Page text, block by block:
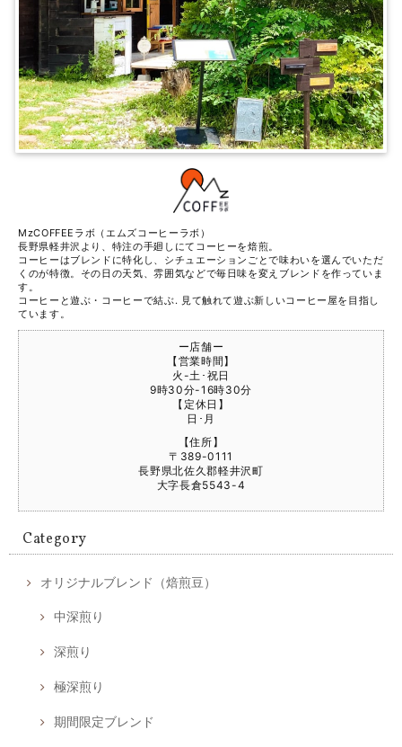
MzCOFFEEラボ（エムズコーヒーラボ）
長野県軽井沢より、特注の手廻しにてコーヒーを焙煎。
コーヒーはブレンドに特化し、シチュエーションごとで味わいを選んでいただ
くのが特徴。その日の天気、雰囲気などで毎日味を変えブレンドを作っていま
す。
コーヒーと遊ぶ・コーヒーで結ぶ. 見て触れて遊ぶ新しいコーヒー屋を目指し
ています。
ー店舗ー
【営業時間】
火-土･祝日
9時30分-16時30分
【定休日】
日･月
【住所】
〒389-0111
長野県北佐久郡軽井沢町
大字長倉5543-4
Category
オリジナルブレンド（焙煎豆）
中深煎り
深煎り
極深煎り
期間限定ブレンド